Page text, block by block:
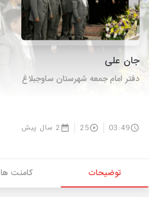
جان علی
دفتر امام جمعه شهرستان ساوجبلاغ
03:49
25 2 سال پیش
توضیحات کامنت ها